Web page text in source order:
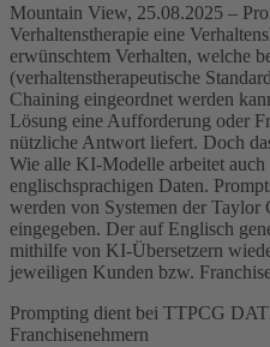
Mountain View, 25.08.2025 –
Verhaltenstherapie eine
erwünschtem Verhalten, welche
(verhaltenstherapeutische
Chaining eingeordnet werden
Lösung eine Aufforderung oder
nützliche Antwort liefert. Doch
Wie alle KI-Modelle arbeitet
englischsprachigen Daten.
werden von Systemen der Taylor
eingegeben. Der auf Englisch
mithilfe von KI-Übersetzern
jeweiligen Kunden bzw.
Prompting dient bei TTPCG
Franchisenehmern